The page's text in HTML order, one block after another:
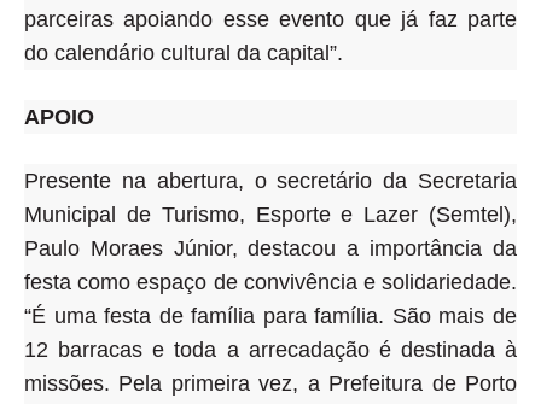
parceiras apoiando esse evento que já faz parte
do calendário cultural da capital”.
APOIO
Presente na abertura, o secretário da Secretaria
Municipal de Turismo, Esporte e Lazer (Semtel),
Paulo Moraes Júnior, destacou a importância da
festa como espaço de convivência e solidariedade.
“É uma festa de família para família. São mais de
12 barracas e toda a arrecadação é destinada à
missões. Pela primeira vez, a Prefeitura de Porto